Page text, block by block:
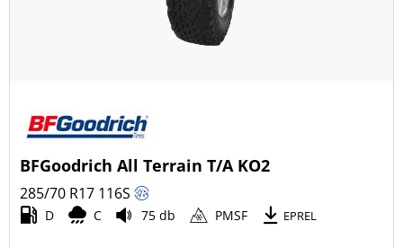
BFGoodrich All Terrain T/A KO2
285/70 R17 116S
D C 75 db PMSF EPREL